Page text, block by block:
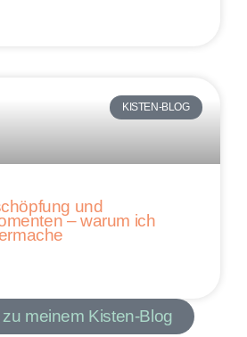
KISTEN-BLOG
und
– warum ich
zu meinem Kisten-Blog